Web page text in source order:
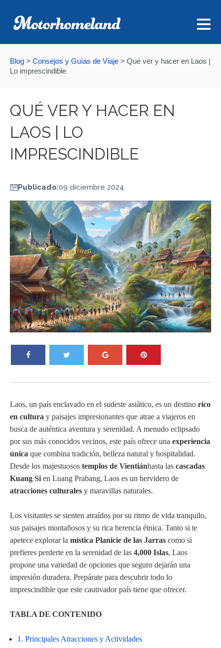
Blog > Consejos y Guías de Viaje > Qué ver y hacer en Laos |
Lo imprescindible
QUÉ VER Y HACER EN
LAOS | LO
IMPRESCINDIBLE
Publicado:09 diciembre 2024
Laos, un país enclavado en el sudeste asiático, es un destino rico
en cultura y paisajes impresionantes que atrae a viajeros en
busca de auténtica aventura y serenidad. A menudo eclipsado
por sus más conocidos vecinos, este país ofrece una experiencia
única que combina tradición, belleza natural y hospitalidad.
Desde los majestuosos templos de Vientiánhasta las cascadas
Kuang Si en Luang Prabang, Laos es un hervidero de
atracciones culturales y maravillas naturales.
Los visitantes se sienten atraídos por su ritmo de vida tranquilo,
sus paisajes montañosos y su rica herencia étnica. Tanto si te
apetece explorar la mística Planicie de las Jarras como si
prefieres perderte en la serenidad de las 4,000 Islas, Laos
propone una variedad de opciones que seguro dejarán una
impresión duradera. Prepárate para descubrir todo lo
imprescindible que este cautivador país tiene que ofrecer.
TABLA DE CONTENIDO
1. Principales Atracciones y Actividades